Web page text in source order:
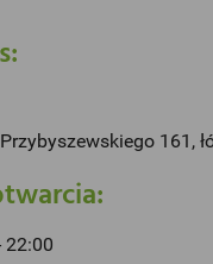
161,
22:00